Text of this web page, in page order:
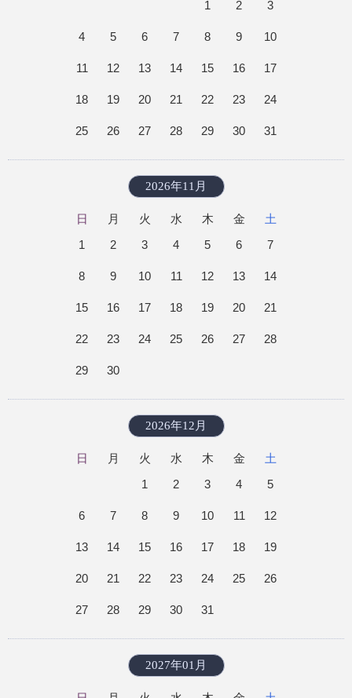
1
2 3
4 5 6 7 8 9 10
11 12 13 14 15 16 17
18 19 20 21 22 23 24
25 26 27 28 29 30 31
2026年11月
日 月 火 水 木 金
土
1
2 3 4 5 6 7
8 9 10 11 12 13 14
15 16 17 18 19 20 21
22 23 24 25 26 27 28
29 30
2026年12月
日 月 火 水 木 金
土
1
2 3 4 5
6 7 8 9 10 11 12
13 14 15 16 17 18 19
20 21 22 23 24 25 26
27 28 29 30 31
2027年01月